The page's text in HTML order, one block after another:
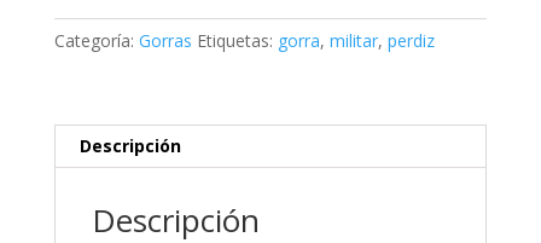
Categoría: Gorras Etiquetas: gorra, militar, perdiz
Descripción
Descripción